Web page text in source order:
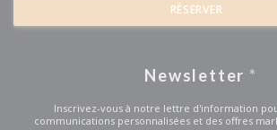
RÉSERVER
Newsletter *
Inscrivez-vous à notre lettre d'information
communications personnalisées et des offres